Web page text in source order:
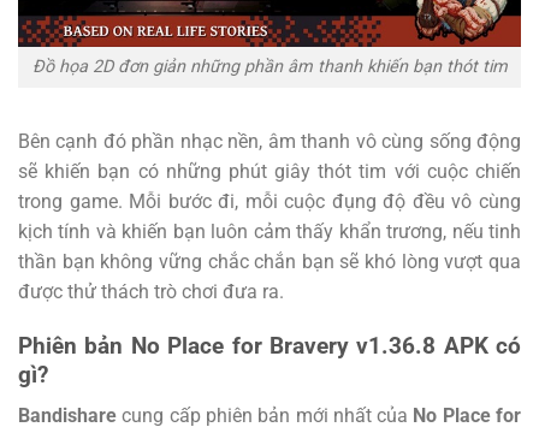
Đồ họa 2D đơn giản những phần âm thanh khiến bạn thót tim
Bên cạnh đó phần nhạc nền, âm thanh vô cùng sống động
sẽ khiến bạn có những phút giây thót tim với cuộc chiến
trong game. Mỗi bước đi, mỗi cuộc đụng độ đều vô cùng
kịch tính và khiến bạn luôn cảm thấy khẩn trương, nếu tinh
thần bạn không vững chắc chắn bạn sẽ khó lòng vượt qua
được thử thách trò chơi đưa ra.
Phiên bản No Place for Bravery v1.36.8 APK có
gì?
Bandishare cung cấp phiên bản mới nhất của No Place for